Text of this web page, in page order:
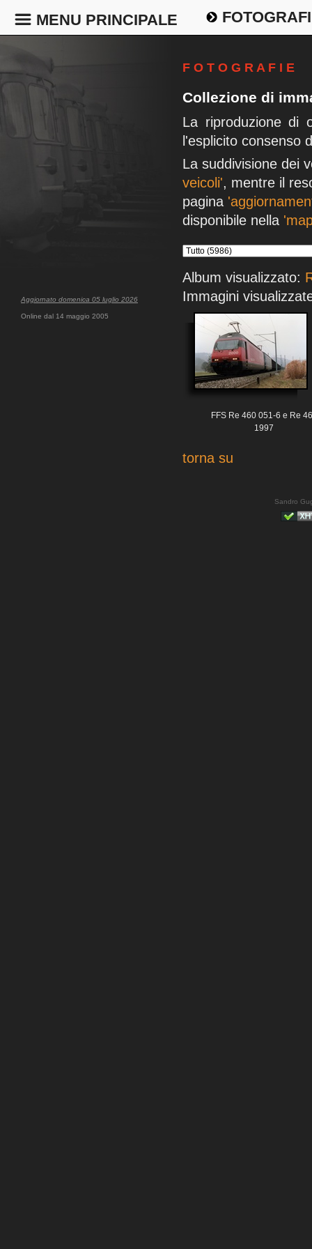
MENU PRINCIPALE
Aggiornato domenica 05 luglio 2026
Online dal 14 maggio 2005
F O T O G R A F I E
Collezione di
La riproduzione di
l'esplicito consenso
La suddivisione dei
veicoli', mentre il
pagina
disponibile nella
Album visualizzato:
Immagini
FFS Re 460 051-6 e Re
1997
torna su
Sandro